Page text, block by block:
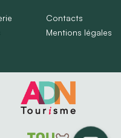
Contacts
Mentions légales